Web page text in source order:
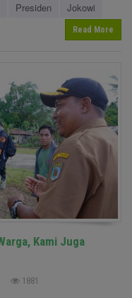
Presiden Jokowi
Read More
Kami Juga
1881